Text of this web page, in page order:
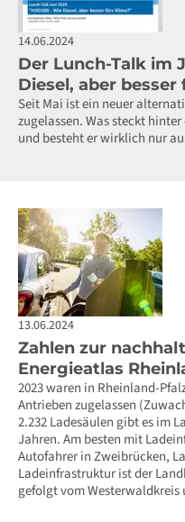
14.06.2024
Der Lunch-Talk im
Diesel, aber besser
Seit Mai ist ein neuer
zugelassen. Was steckt
und besteht er wirklich nur
13.06.2024
Zahlen zur
Energieatlas
2023 waren in Rheinland-
Antrieben zugelassen
2.232 Ladesäulen gibt es im
Jahren. Am besten mit
Autofahrer in Zweibrücken,
Ladeinfrastruktur ist der
gefolgt vom Westerwaldkreis